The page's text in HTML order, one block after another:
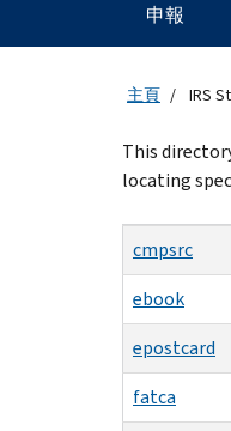
主
要
導
申報
主頁 IRS
Beginning
of
This
locating
cmpsrc
ebook
epostcard
fatca